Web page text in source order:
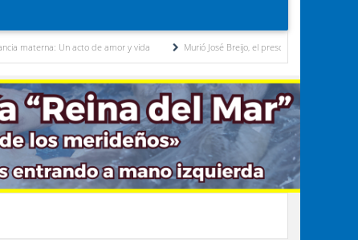
Un acto de amor y vida Murió José Breijo, el preso político uruguayo-venezolano